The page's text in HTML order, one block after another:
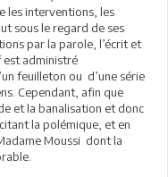
les interventions, les
sous le regard de ses
par la parole, l’écrit et
est administré
feuilleton ou d’une série
Cependant, afin que
et la banalisation et donc
la polémique, et en
Moussi dont la